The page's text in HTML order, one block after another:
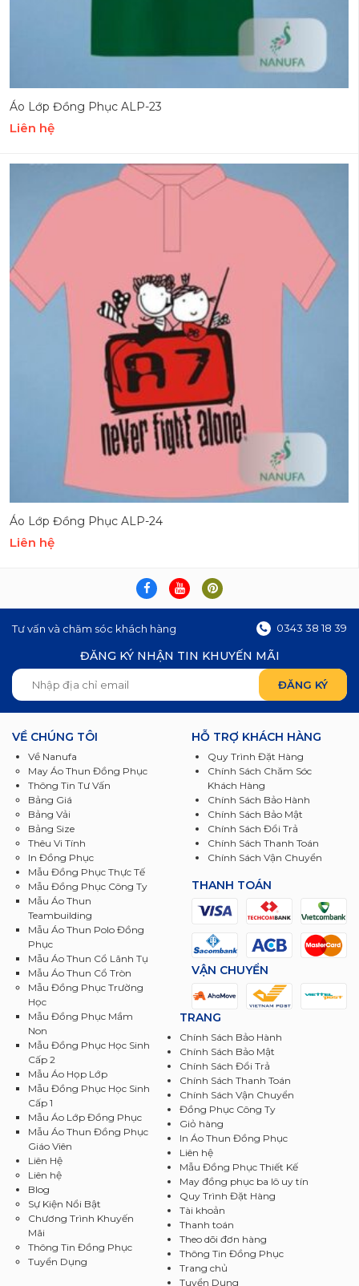
Áo Lớp Đồng Phục ALP-23
Liên hệ
Áo Lớp Đồng Phục ALP-24
Liên hệ
Tư vấn và chăm sóc khách hàng 0343 38 18 39
ĐĂNG KÝ NHẬN TIN KHUYẾN MÃI
VỀ CHÚNG TÔI
Về Nanufa
May Áo Thun Đồng Phục
Thông Tin Tư Vấn
Bảng Giá
Bảng Vải
Bảng Size
Thêu Vi Tính
In Đồng Phục
Mẫu Đồng Phục Thực Tế
Mẫu Đồng Phục Công Ty
Mẫu Áo Thun
Teambuilding
Mẫu Áo Thun Polo Đồng
Phục
Mẫu Áo Thun Cổ Lãnh Tụ
Mẫu Áo Thun Cổ Tròn
Mẫu Đồng Phục Trường
Học
Mẫu Đồng Phục Mầm
Non
Mẫu Đồng Phục Học Sinh
Cấp 2
Mẫu Áo Họp Lớp
Mẫu Đồng Phục Học Sinh
Cấp 1
Mẫu Áo Lớp Đồng Phục
Mẫu Áo Thun Đồng Phục
Giáo Viên
Liên Hệ
Liên hệ
Blog
Sự Kiện Nổi Bật
Chương Trình Khuyến
Mãi
Thông Tin Đồng Phục
Tuyển Dụng
HỖ TRỢ KHÁCH HÀNG
Quy Trình Đặt Hàng
Chính Sách Chăm Sóc
Khách Hàng
Chính Sách Bảo Hành
Chính Sách Bảo Mật
Chính Sách Đổi Trả
Chính Sách Thanh Toán
Chính Sách Vận Chuyển
THANH TOÁN
VẬN CHUYỂN
TRANG
Chính Sách Bảo Hành
Chính Sách Bảo Mật
Chính Sách Đổi Trả
Chính Sách Thanh Toán
Chính Sách Vận Chuyển
Đồng Phục Công Ty
Giỏ hàng
In Áo Thun Đồng Phục
Liên hệ
Mẫu Đồng Phục Thiết Kế
May đồng phục ba lô uy tín
Quy Trình Đặt Hàng
Tài khoản
Thanh toán
Theo dõi đơn hàng
Thông Tin Đồng Phục
Trang chủ
Tuyển Dụng